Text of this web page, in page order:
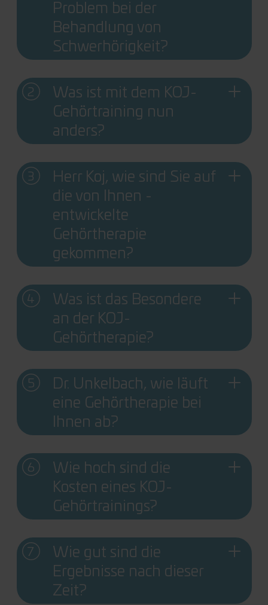
Problem bei der
Behandlung von
Schwerhörigkeit?
Was ist mit dem KOJ-
Gehörtraining nun
anders?
Herr Koj, wie sind Sie auf
die von Ihnen ­
entwickelte
Gehörtherapie
gekommen?
Was ist das Besondere
an der KOJ-
Gehörtherapie?
Dr. Unkelbach, wie läuft
eine Gehörtherapie bei
Ihnen ab?
Wie hoch sind die
Kosten eines KOJ-
Gehörtrainings?
Wie gut sind die
Ergebnisse nach dieser
Zeit?